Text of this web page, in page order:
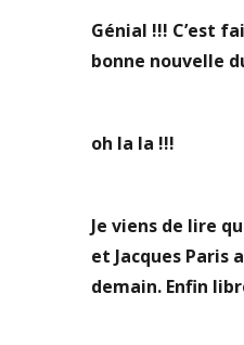
Génial !!! C’est
bonne nouvelle
oh la la !!!
Je viens de lire
et Jacques Paris
demain. Enfin